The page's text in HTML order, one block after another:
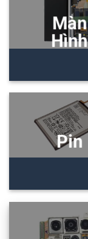
Màn
Hình
Pin